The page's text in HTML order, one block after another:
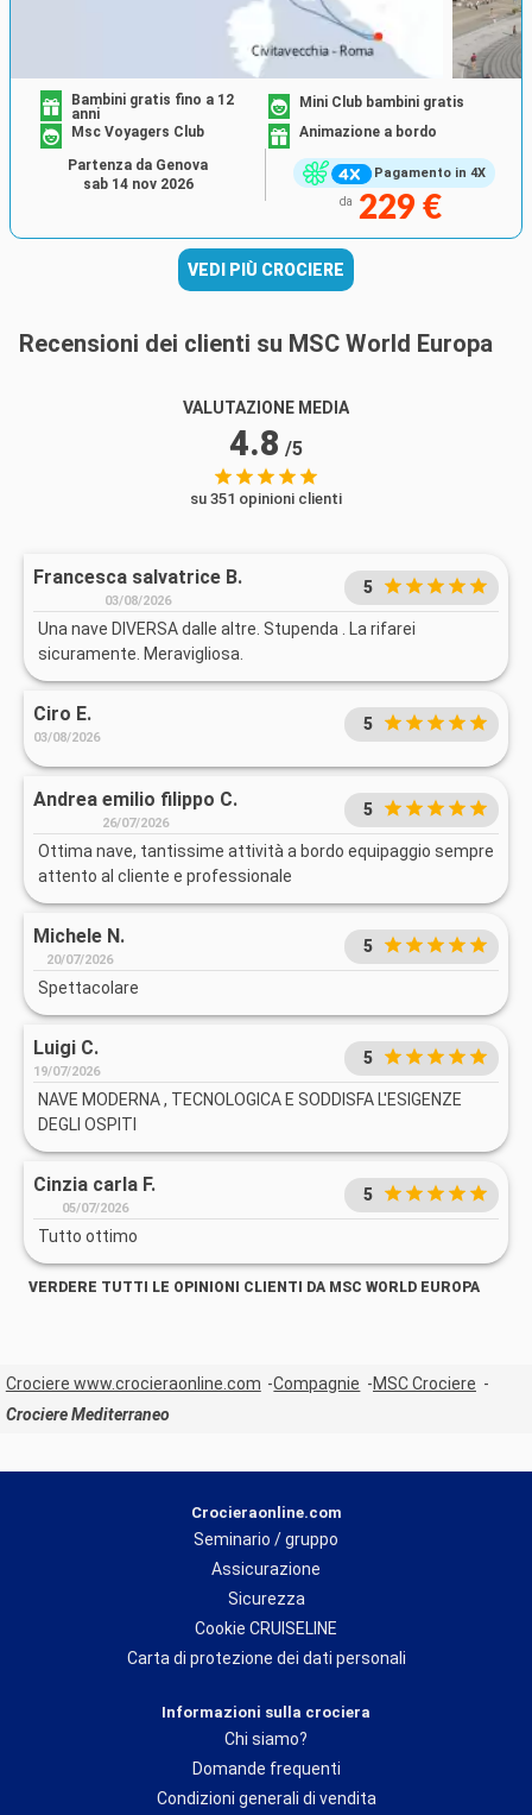
Pagamento in 4X
Bambini gratis fino a 12
anni
Mini Club bambini gratis
Msc Voyagers Club
Animazione a bordo
da 229 €
Partenza da Genova
sab 14 nov 2026
VEDI PIÙ CROCIERE
Recensioni dei clienti su MSC World Europa
VALUTAZIONE MEDIA
4.8 /5
su 351 opinioni clienti
Francesca salvatrice B.
03/08/2026
5
Una nave DIVERSA dalle altre. Stupenda . La rifarei
sicuramente. Meravigliosa.
Ciro E.
03/08/2026
5
Andrea emilio filippo C.
26/07/2026
5
Ottima nave, tantissime attività a bordo equipaggio sempre
attento al cliente e professionale
Michele N.
20/07/2026
5
Spettacolare
Luigi C.
19/07/2026
5
NAVE MODERNA , TECNOLOGICA E SODDISFA L'ESIGENZE
DEGLI OSPITI
Cinzia carla F.
05/07/2026
5
Tutto ottimo
VERDERE TUTTI LE OPINIONI CLIENTI DA MSC WORLD EUROPA
Crociere www.crocieraonline.com Compagnie
MSC Crociere
Crociere Mediterraneo
Crocieraonline.com
Seminario / gruppo
Assicurazione
Sicurezza
Cookie CRUISELINE
Carta di protezione dei dati personali
Informazioni sulla crociera
Chi siamo?
Domande frequenti
Condizioni generali di vendita